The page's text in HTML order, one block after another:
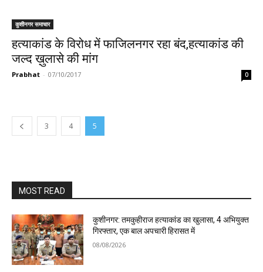
कुशीनगर समाचार
हत्याकांड के विरोध में फाजिलनगर रहा बंद,हत्याकांड की
जल्द ख़ुलासे की मांग
Prabhat - 07/10/2017 0
3 4 5
MOST READ
कुशीनगर: तमकुहीराज हत्याकांड का खुलासा, 4 अभियुक्त
गिरफ्तार, एक बाल अपचारी हिरासत में
08/08/2026